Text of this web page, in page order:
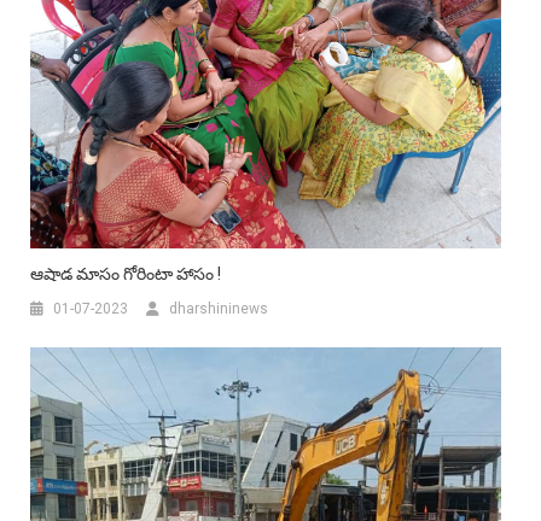
ఆషాడ మాసం గోరింటా హాసం !
01-07-2023 dharshininews